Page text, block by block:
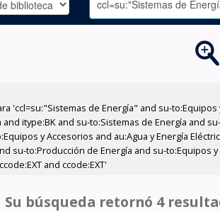
'ccl=su:"Sistemas de Energía" and su-to:Equipos
itype:BK and su-to:Sistemas de Energía and
y Accesorios and au:Agua y Energía
su-to:Producción de Energía and su-
and ccode:EXT'
Su búsqueda retornó 4